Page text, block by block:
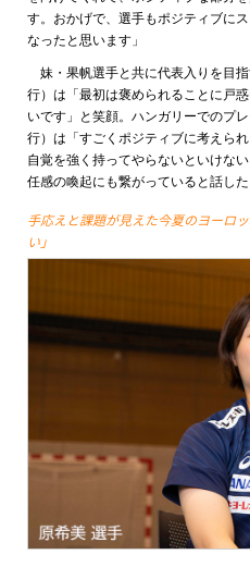
す。おかげで、選手もポジティブに
なったと思います」
妹・果帆選手と共に代表入りを目
行）は「最初は褒められることに戸
いです」と笑顔。ハンガリーでのプ
行）は「すごくポジティブに考えら
自覚を強く持ってやらないといけな
任感の喚起にも繋がっていると話した
手応えと課題が見えた今夏のヨーロ
い」